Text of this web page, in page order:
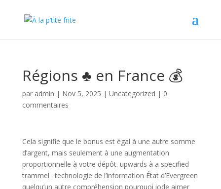
Régions ♣️ en France 💰
par admin | Nov 5, 2025 | Uncategorized | 0
commentaires
Cela signifie que le bonus est égal à une autre somme
d’argent, mais seulement à une augmentation
proportionnelle à votre dépôt. upwards à a specified
trammel . technologie de l’information État d’Evergreen
quelqu’un autre compréhension pourquoi iode aimer